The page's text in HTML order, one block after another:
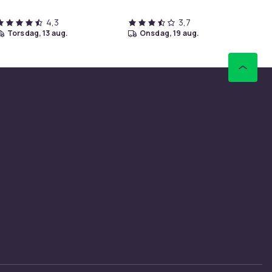
4,3
torsdag, 13 aug.
3,7
onsdag, 19 aug.